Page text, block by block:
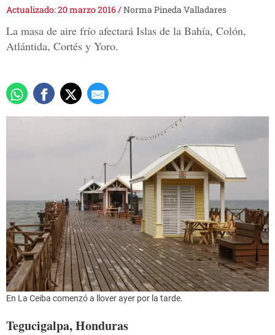
Actualizado: 20 marzo 2016/Norma Pineda Valladares
La masa de aire frío afectará Islas de la Bahía, Colón,
Atlántida, Cortés y Yoro.
En La Ceiba comenzó a llover ayer por la tarde.
Tegucigalpa, Honduras